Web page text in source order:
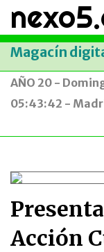
Magacín
AÑO 20 -
05:43:42 -
Acción